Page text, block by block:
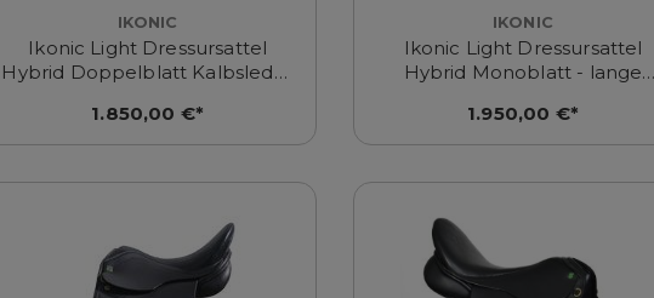
IKONIC
Ikonic Light Dressursattel
Hybrid Doppelblatt Kalbsleder
1.850,00 €*
IKONIC
Ikonic Light Dressursattel
Hybrid Monoblatt - lange
1.950,00 €*